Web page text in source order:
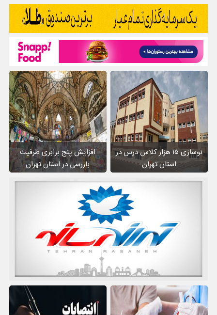
نوسازی ۱۵ هزار کلاس درس در
استان تهران
افزایش پنج برابری ظرفیت
بازرسی در استان تهران